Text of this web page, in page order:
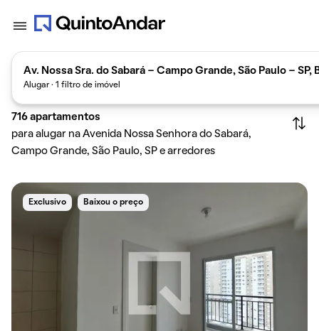
Av. Nossa Sra. do Sabará - Campo Grande, São Paulo - SP,
Alugar · 1 filtro de imóvel
716 apartamentos
para alugar na Avenida Nossa Senhora do Sabará,
Campo Grande, São Paulo, SP e arredores
Exclusivo Baixou o preço